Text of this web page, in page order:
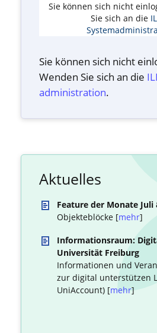
Sie können sich nicht
Sie sich an die
Sie können sich nicht
Wenden Sie sich an die
administration.
Aktuelles
Feature der Monate Juli
Objekteblöcke [mehr]
Informationsraum:
Universität Freiburg
Informationen und
zur digital unterstützen
UniAccount) [mehr]